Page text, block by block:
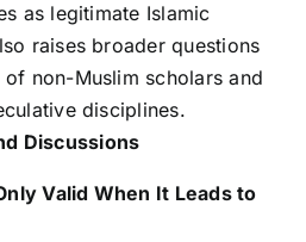
as legitimate Islamic
raises broader questions
non-Muslim scholars and
disciplines.
Discussions
Valid When It Leads to